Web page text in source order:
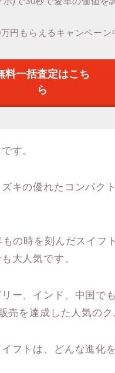
円もらえるキャンペーン
料一括査定はこち
ら
す。
キの優れたコンパク
の時を刻んだスイフ
大人気です。
ー、インド、中国で
売を達成した人気のク
フトは、どんな進化